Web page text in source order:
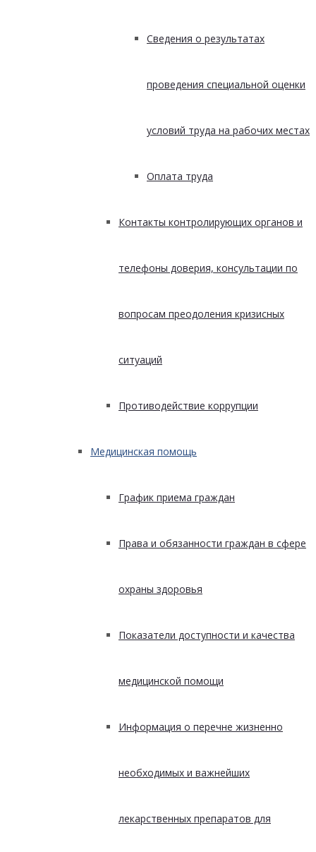
Сведения о результатах
проведения специальной оценки
условий труда на рабочих местах
Оплата труда
Контакты контролирующих органов и
телефоны доверия, консультации по
вопросам преодоления кризисных
ситуаций
Противодействие коррупции
Медицинская помощь
График приема граждан
Права и обязанности граждан в сфере
охраны здоровья
Показатели доступности и качества
медицинской помощи
Информация о перечне жизненно
необходимых и важнейших
лекарственных препаратов для